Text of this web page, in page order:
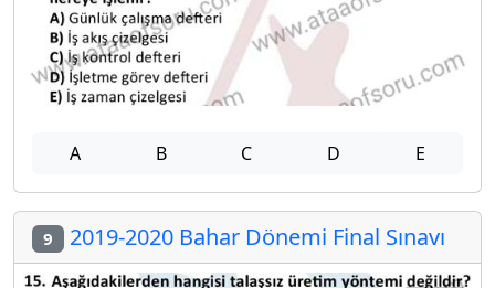
A B C D E
9 2019-2020 Bahar Dönemi Final Sınavı